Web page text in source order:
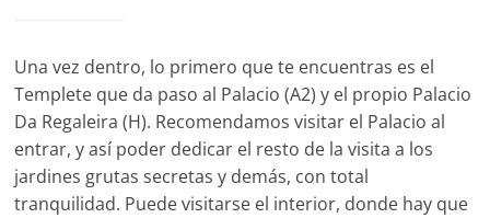
Una vez dentro, lo primero que te encuentras es el
Templete que da paso al Palacio (A2) y el propio Palacio
Da Regaleira (H). Recomendamos visitar el Palacio al
entrar, y así poder dedicar el resto de la visita a los
jardines grutas secretas y demás, con total
tranquilidad. Puede visitarse el interior, donde hay que